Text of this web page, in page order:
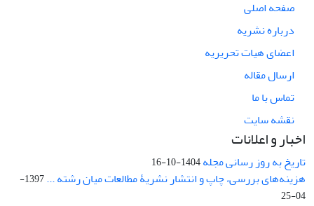
صفحه اصلی
درباره نشریه
اعضای هیات تحریریه
ارسال مقاله
تماس با ما
نقشه سایت
اخبار و اعلانات
تاریخ به روز رسانی مجله1404-10-16
هزینه‌های بررسی، چاپ و انتشار نشریۀ مطالعات میان رشته ...
1397-
04-25